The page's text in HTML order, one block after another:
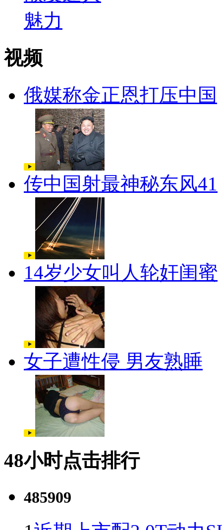
视频
俄媒称金正恩打压中国
传中国射最神秘东风41
14岁少女叫人轮奸闺蜜
女子遭性侵 男友熟睡
48小时点击排行
485909